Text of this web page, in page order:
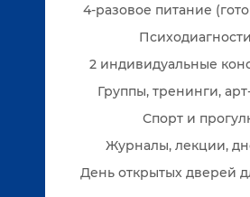
4-разовое питание
2 индивидуальные
Группы, тренинги,
Спорт и
Журналы, лекции,
День открытых дверей